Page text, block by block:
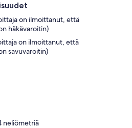
on ilmoittanut, että
häkävaroitin)
on ilmoittanut, että
savuvaroitin)
neliömetriä